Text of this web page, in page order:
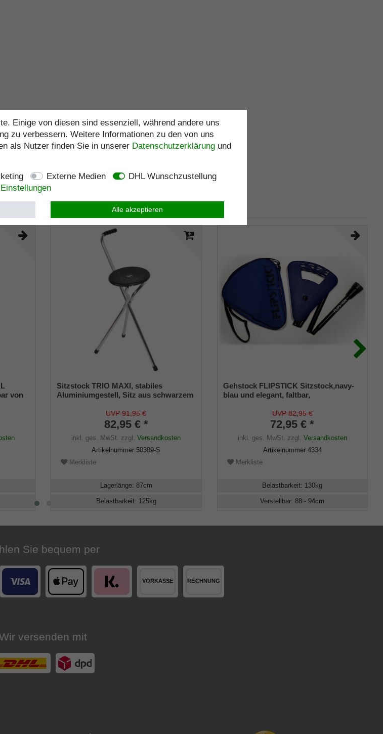
von
Sitzstock TRIO MAXI, stabiles
Aluminiumgestell, Sitz aus schwarzem
UVP 91,95 €
82,95 € *
inkl. ges. MwSt. zzgl.Versandkosten
Artikelnummer 50309-S
Merkliste
Lagerlänge: 87cm
Belastbarkeit: 125kg
Gehstock FLIPSTICK Sitzstock,navy-
blau und elegant, faltbar,
Leichtmetall,Spezial
Klappsitz/Griff,inklusive Gummipuffer
und praktischer Nylontasche.
UVP 82,95 €
72,95 € *
inkl. ges. MwSt. zzgl. Versandkosten
Artikelnummer 4334
Merkliste
Belastbarkeit: 130kg
Verstellbar:88 - 94cm
Sie bequem per
versenden mit
Einige von diesen sind essenziell, während andere uns
zu verbessern. Weitere Informationen zu den von uns
als Nutzer finden Sie in unserer Daten­schutz­erklärungund
Externe Medien
DHL Wunschzustellung
Alle akzeptieren